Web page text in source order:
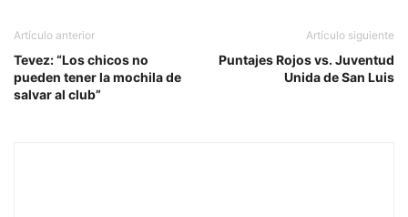
Artículo anterior
Tevez: “Los chicos no
pueden tener la mochila de
salvar al club”
Artículo siguiente
Puntajes Rojos vs. Juventud
Unida de San Luis